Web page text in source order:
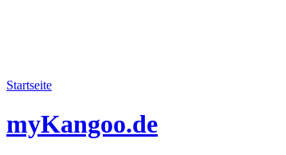
Startseite
myKangoo.de